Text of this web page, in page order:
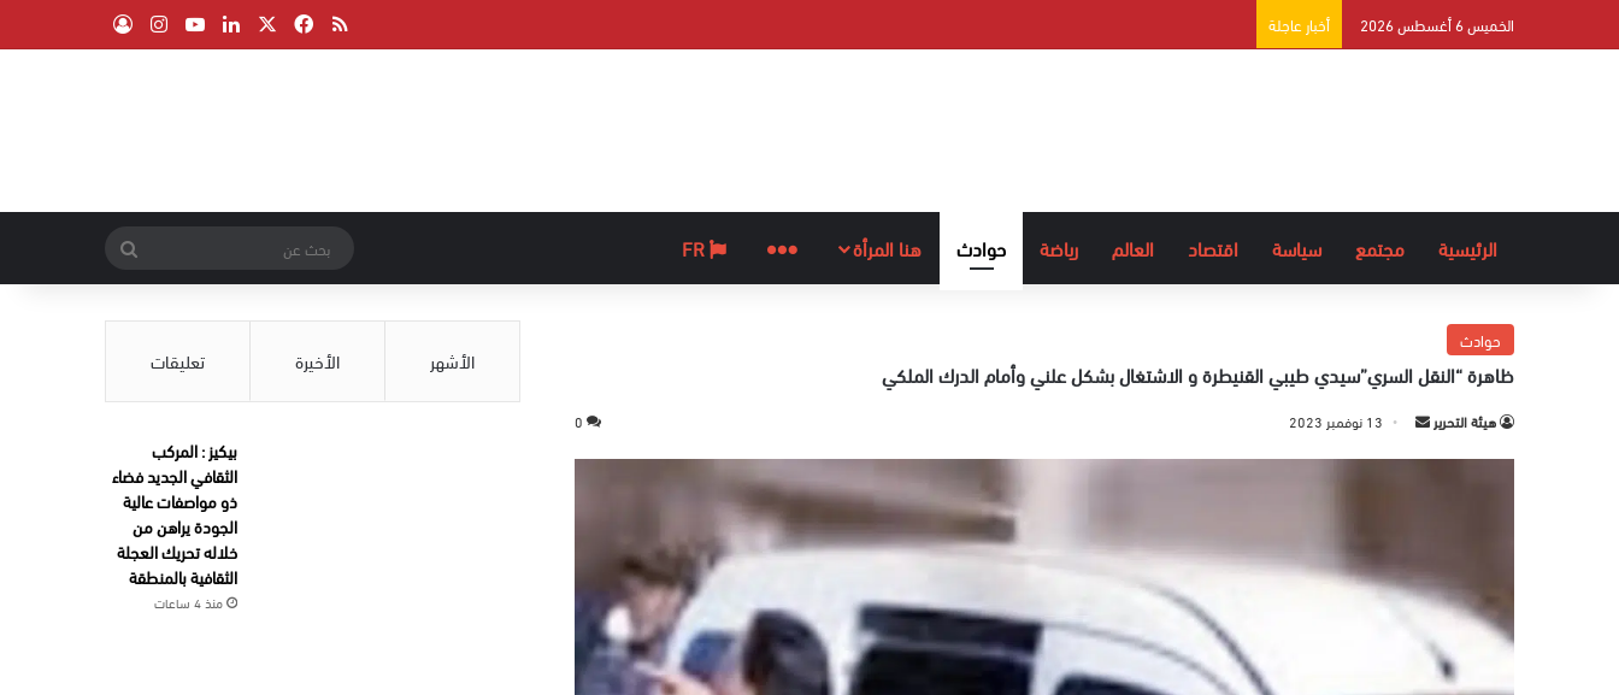
الخميس 6 أغسطس 2026 أخبار عاجلة ملخص الموقع RSS
فيسبوك لينكدإن ‫YouTube
انستقرام
الرئيسية مجتمع سياسة اقتصاد العالم رياضة حوادث هنا المرأة المزيد
عن
حوادث
ظاهرة “النقل السري”سيدي طيبي القنيطرة و الاشتغال بشكل علني وأمام الدرك الملكي
هيئة التحرير
ي
13 نوفمبر 2023 0
الأشهر الأخيرة تعليقات
بيكيز : المركب
الثقافي الجديد فضاء
ذو مواصفات عالية
الجودة يراهن من
خلاله تحريك العجلة
الثقافية بالمنطقة
منذ 4 ساعات